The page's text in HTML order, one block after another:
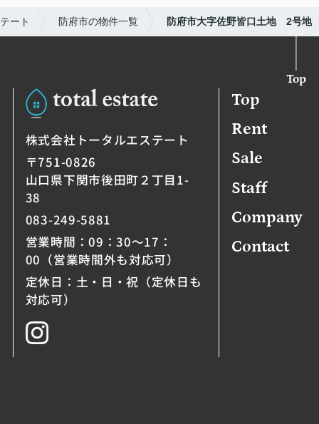
ート 防府市の物件一覧 防府市大字佐野皆口土地 2号地
Top
株式会社トータルエステート
〒751-0826
山口県下関市後田町２丁目1-
38
083-249-5881
営業時間：09：30～17：
00（営業時間外も対応可）
定休日：土・日・祝（定休日も
対応可）
Top
Rent
Sale
Staff
Company
Contact